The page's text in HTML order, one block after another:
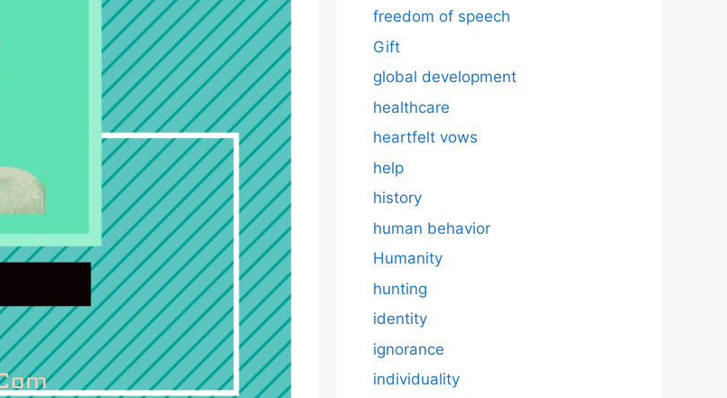
freedom of speech
Gift
global development
healthcare
heartfelt vows
help
history
human behavior
Humanity
hunting
identity
ignorance
individuality